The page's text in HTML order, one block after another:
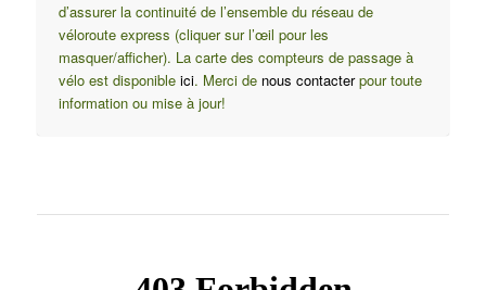
d’assurer la continuité de l’ensemble du réseau de
véloroute express (cliquer sur l’œil pour les
masquer/afficher). La carte des compteurs de passage à
vélo est disponible ici. Merci de nous contacterpour toute
information ou mise à jour!